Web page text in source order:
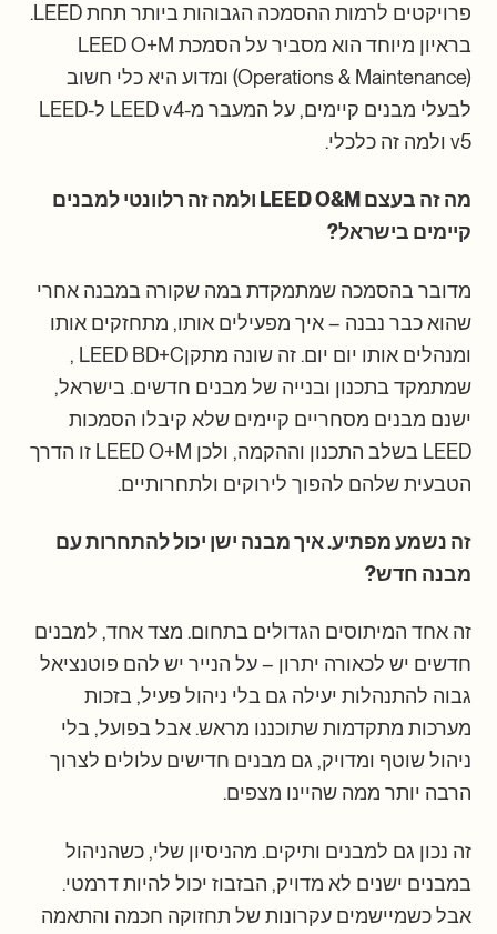
פרויקטים לרמות ההסמכה הגבוהות ביותר תחת LEED.
בראיון מיוחד הוא מסביר על הסמכת LEED O+M
(Operations & Maintenance) ומדוע היא כלי חשוב
לבעלי מבנים קיימים, על המעבר מ-LEED v4 ל-LEED
v5 ולמה זה כלכלי.
מה זה בעצם LEED O&M ולמה זה רלוונטי למבנים
קיימים בישראל?
מדובר בהסמכה שמתמקדת במה שקורה במבנה אחרי
שהוא כבר נבנה – איך מפעילים אותו, מתחזקים אותו
ומנהלים אותו יום יום. זה שונה מתקןLEED BD+C ,
שמתמקד בתכנון ובנייה של מבנים חדשים. בישראל,
ישנם מבנים מסחריים קיימים שלא קיבלו הסמכות
LEED בשלב התכנון וההקמה, ולכן LEED O+M זו הדרך
הטבעית שלהם להפוך לירוקים ולתחרותיים.
זה נשמע מפתיע. איך מבנה ישן יכול להתחרות עם
מבנה חדש?
זה אחד המיתוסים הגדולים בתחום. מצד אחד, למבנים
חדשים יש לכאורה יתרון – על הנייר יש להם פוטנציאל
גבוה להתנהלות יעילה גם בלי ניהול פעיל, בזכות
מערכות מתקדמות שתוכננו מראש. אבל בפועל, בלי
ניהול שוטף ומדויק, גם מבנים חדישים עלולים לצרוך
הרבה יותר ממה שהיינו מצפים.
זה נכון גם למבנים ותיקים. מהניסיון שלי, כשהניהול
במבנים ישנים לא מדויק, הבזבוז יכול להיות דרמטי.
אבל כשמיישמים עקרונות של תחזוקה חכמה והתאמה